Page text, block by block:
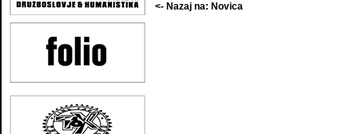
<- Nazaj na: Novica